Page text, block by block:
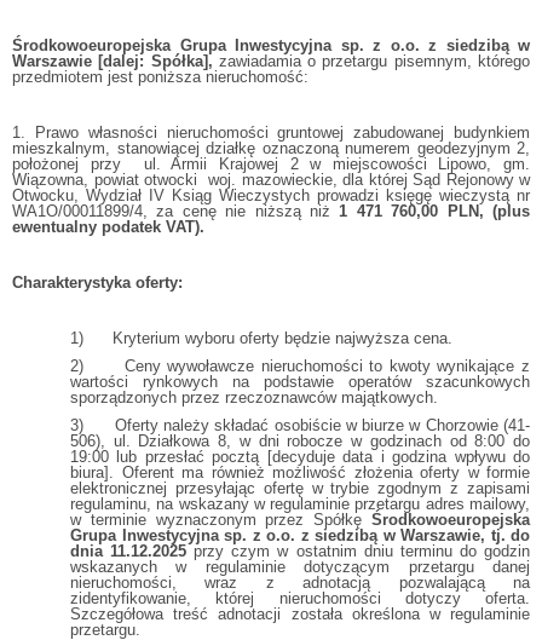
Środkowoeuropejska Grupa Inwestycyjna sp. z o.o. z siedzibą w
Warszawie [dalej: Spółka], zawiadamia o przetargu pisemnym, którego
przedmiotem jest poniższa nieruchomość:
1. Prawo własności nieruchomości gruntowej zabudowanej budynkiem
mieszkalnym, stanowiącej działkę oznaczoną numerem geodezyjnym 2,
położonej przy ul. Armii Krajowej 2 w miejscowości Lipowo, gm.
Wiązowna, powiat otwocki woj. mazowieckie, dla której Sąd Rejonowy w
Otwocku, Wydział IV Ksiąg Wieczystych prowadzi księgę wieczystą nr
WA1O/00011899/4, za cenę nie niższą niż1 471 760,00 PLN, (plus
ewentualny podatek VAT).
Charakterystyka oferty:
1) Kryterium wyboru oferty będzie najwyższa cena.
2) Ceny wywoławcze nieruchomości to kwoty wynikające z
wartości rynkowych na podstawie operatów szacunkowych
sporządzonych przez rzeczoznawców majątkowych.
3) Oferty należy składać osobiście w biurze w Chorzowie (41-
506), ul. Działkowa 8, w dni robocze w godzinach od 8:00 do
19:00 lub przesłać pocztą [decyduje data i godzina wpływu do
biura]. Oferent ma również możliwość złożenia oferty w formie
elektronicznej przesyłając ofertę w trybie zgodnym z zapisami
regulaminu, na wskazany w regulaminie przetargu adres mailowy,
w terminie wyznaczonym przez Spółkę Środkowoeuropejska
Grupa Inwestycyjna sp. z o.o. z siedzibą w Warszawie, tj. do
dnia 11.12.2025 przy czym w ostatnim dniu terminu do godzin
wskazanych w regulaminie dotyczącym przetargu danej
nieruchomości, wraz z adnotacją pozwalającą na
zidentyfikowanie, której nieruchomości dotyczy oferta.
Szczegółowa treść adnotacji została określona w regulaminie
przetargu.